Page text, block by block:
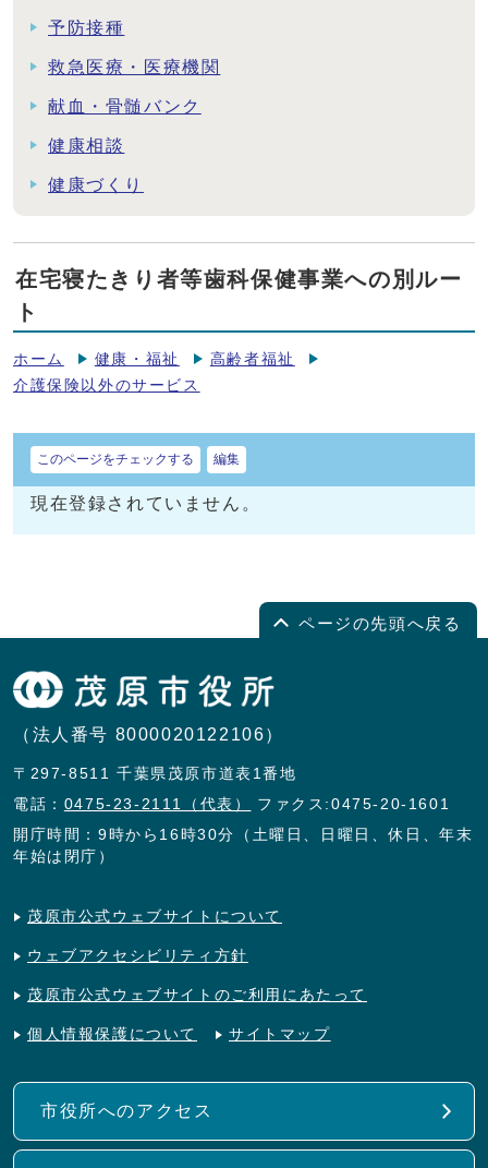
予防接種
救急医療・医療機関
献血・骨髄バンク
健康相談
健康づくり
在宅寝たきり者等歯科保健事業への別ルー
ト
ホーム 健康・福祉
高齢者福祉
介護保険以外のサービス
このページをチェックする 編集
現在登録されていません。
ページの先頭へ戻る
（法人番号 8000020122106）
〒297-8511 千葉県茂原市道表1番地
電話： 0475-23-2111（代表）
ファクス:0475-20-1601
開庁時間：9時から16時30分（土曜日、日曜日、休日、年末
年始は閉庁）
茂原市公式ウェブサイトについて
ウェブアクセシビリティ方針
茂原市公式ウェブサイトのご利用にあたって
個人情報保護について サイトマップ
市役所へのアクセス